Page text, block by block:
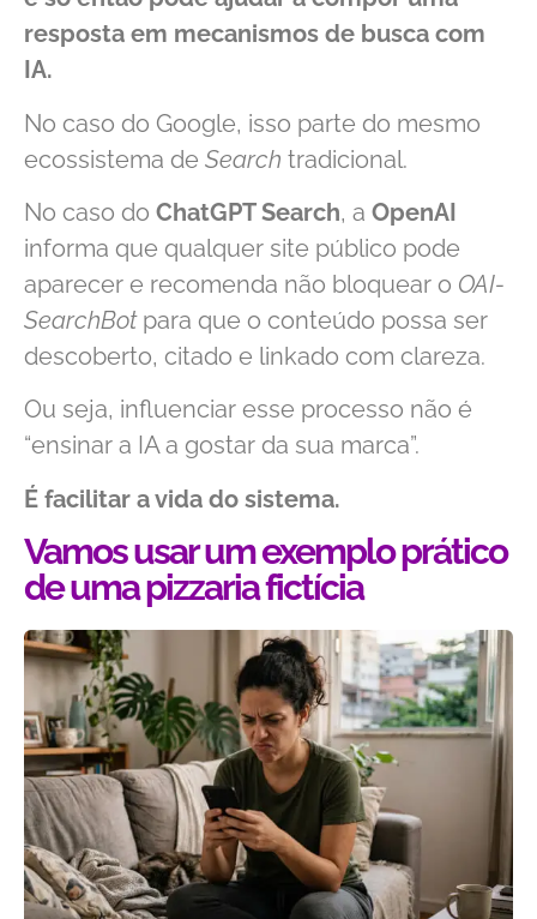
resposta em mecanismos de busca com
IA.
No caso do Google, isso parte do mesmo
ecossistema de Search tradicional.
No caso do ChatGPT Search, a OpenAI
informa que qualquer site público pode
aparecer e recomenda não bloquear o OAI-
SearchBotpara que o conteúdo possa ser
descoberto, citado e linkado com clareza.
Ou seja, influenciar esse processo não é
“ensinar a IA a gostar da sua marca”.
É facilitar a vida do sistema.
Vamos usar um exemplo prático
de uma pizzaria fictícia